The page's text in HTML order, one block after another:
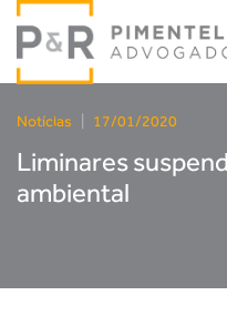
Notícias 17/01/2020
Liminares
ambiental